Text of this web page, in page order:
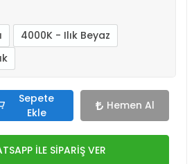
4000K - Ilık Beyaz
Sepete
Ekle
Hemen Al
İLE SİPARİŞ VER